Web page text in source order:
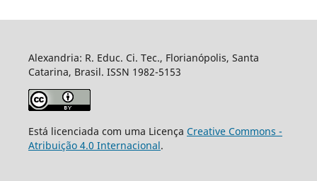
Alexandria: R. Educ. Ci. Tec., Florianópolis, Santa
Catarina, Brasil. ISSN 1982-5153
Está licenciada com uma Licença Creative Commons -
Atribuição 4.0 Internacional.